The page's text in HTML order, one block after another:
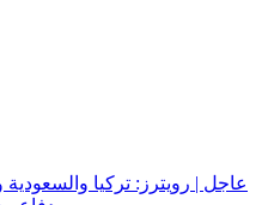
عاجل | رويترز: تركيا والسعودية